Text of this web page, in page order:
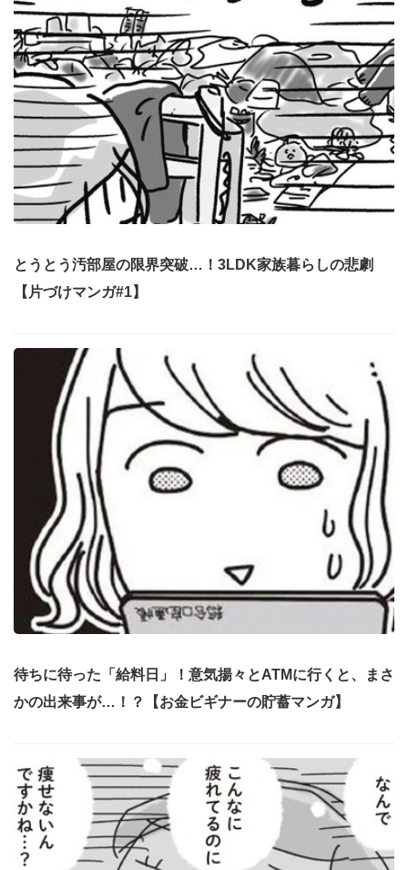
とうとう汚部屋の限界突破…！3LDK家族暮らしの悲劇
【片づけマンガ#1】
待ちに待った「給料日」！意気揚々とATMに行くと、まさ
かの出来事が…！？【お金ビギナーの貯蓄マンガ】